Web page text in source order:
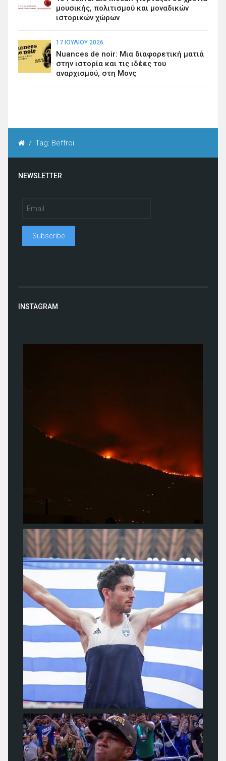
μουσικής, πολιτισμού και μοναδικών
ιστορικών χώρων
17 ΙΟΥΛΊΟΥ 2026
Nuances de noir: Μια διαφορετική ματιά
στην ιστορία και τις ιδέες του
αναρχισμού, στη Μονς
/ Tag: Beffroi
NEWSLETTER
INSTAGRAM